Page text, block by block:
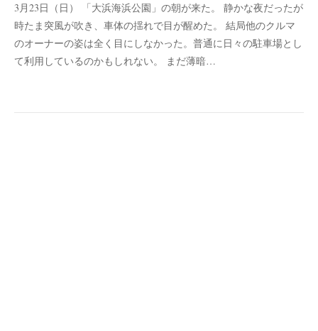
3月23日（日） 「大浜海浜公園」の朝が来た。 静かな夜だったが
時たま突風が吹き、車体の揺れで目が醒めた。 結局他のクルマ
のオーナーの姿は全く目にしなかった。普通に日々の駐車場とし
て利用しているのかもしれない。 まだ薄暗…